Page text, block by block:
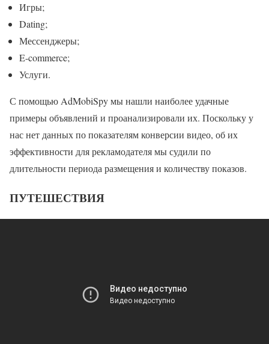
Игры;
Dating;
Мессенджеры;
E-commerce;
Услуги.
С помощью AdMobiSpy мы нашли наиболее удачные
примеры объявлений и проанализировали их. Поскольку у
нас нет данных по показателям конверсии видео, об их
эффективности для рекламодателя мы судили по
длительности периода размещения и количеству показов.
ПУТЕШЕСТВИЯ